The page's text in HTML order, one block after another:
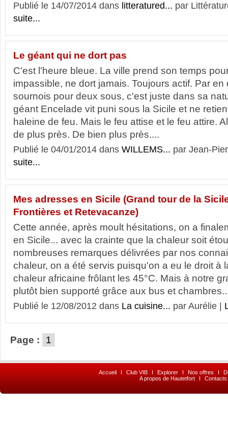
Publié le 14/07/2014 dans litteratured... par
suite...
Le géant qui ne dort pas
C'est l'heure bleue. La ville prend son temps
impassible, ne dort jamais. Toujours actif. Par
sournois pour deux sous, c'est juste dans sa
géant Encelade vit puni sous la Sicile et ne
haleine de feu. Mais le feu attise et le feu attire.
de plus près. De bien plus près....
Publié le 04/01/2014 dans WILLEMS... par Jean-
suite...
Mes adresses en Sicile (Grand tour de la
Frontières et Retevacanze)
Cette année, après moult hésitations, on a
en Sicile... avec la crainte que la chaleur soit
nombreuses remarques délivrées par nos
chaleur, on a été servis puisqu'on a eu le droit à
chaleur africaine frôlant les 45°C. Mais à notre
plutôt bien supporté grâce aux bus et
Publié le 12/08/2012 dans La cuisine... par Aurélie |
Page : 1
Accueil I Club VIB I Explorer I Nos offres I
A propos de Hautetfort
I Contacts